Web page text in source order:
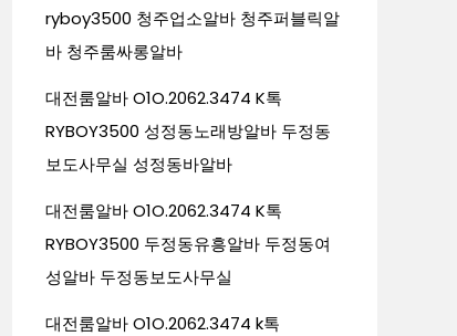
ryboy3500 청주업소알바 청주퍼블릭알
바 청주룸싸롱알바
대전룸알바 O1O.2062.3474 K톡
RYBOY3500 성정동노래방알바 두정동
보도사무실 성정동바알바
대전룸알바 O1O.2062.3474 K톡
RYBOY3500 두정동유흥알바 두정동여
성알바 두정동보도사무실
대전룸알바 O1O.2062.3474 k톡